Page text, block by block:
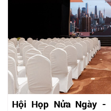
Hội Họp Nửa Ngày -